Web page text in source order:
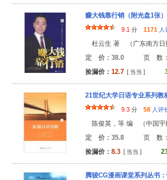
赚大钱靠行销（附光盘1张）
9.1 分 1171 人
杜云生 著 （广东南方日
定 价：38.0 页
捡漏价： 12.7 [ 当当 ]
21世纪大学日语专业系列教
9.3 分 58 人评
陈俊英，等 编 （中国宇
定 价：35.8 页
捡漏价： 8.3 [ 当当 ]
腾骏CG漫画课堂系列丛书